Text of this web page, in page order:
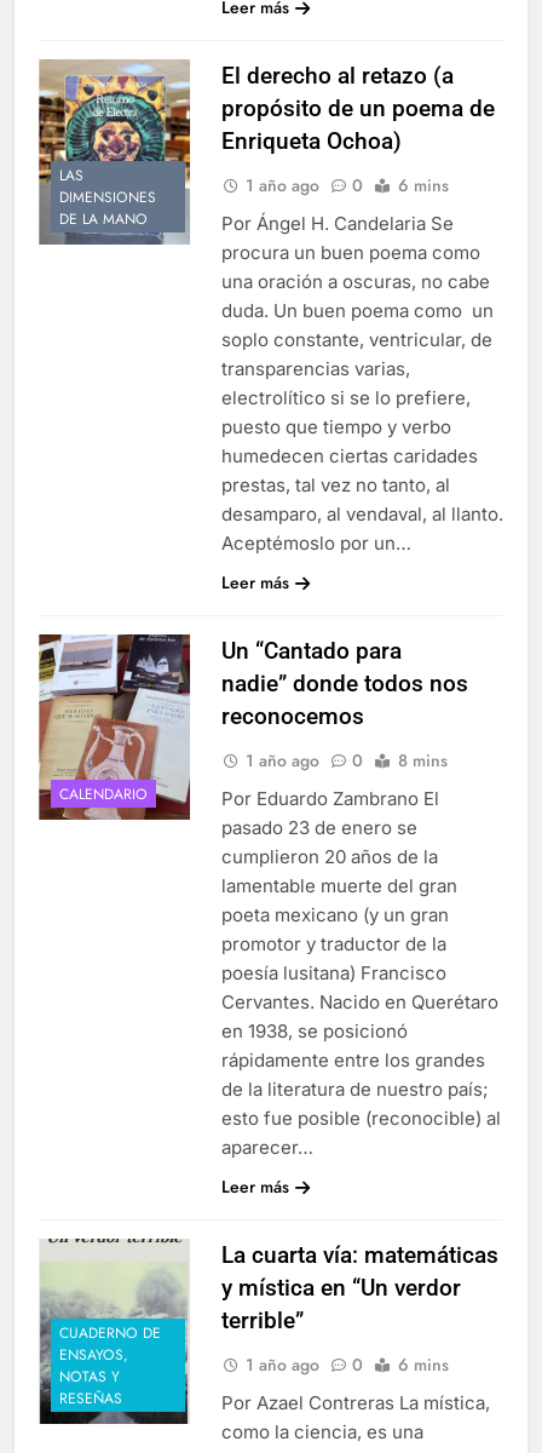
Leer más
LAS
DIMENSIONES
DE LA MANO
El derecho al retazo (a
propósito de un poema de
Enriqueta Ochoa)
1 año ago 0 6 mins
Por Ángel H. Candelaria Se
procura un buen poema como
una oración a oscuras, no cabe
duda. Un buen poema como un
soplo constante, ventricular, de
transparencias varias,
electrolítico si se lo prefiere,
puesto que tiempo y verbo
humedecen ciertas caridades
prestas, tal vez no tanto, al
desamparo, al vendaval, al llanto.
Aceptémoslo por un…
Leer más
CALENDARIO
Un “Cantado para
nadie” donde todos nos
reconocemos
1 año ago 0 8 mins
Por Eduardo Zambrano El
pasado 23 de enero se
cumplieron 20 años de la
lamentable muerte del gran
poeta mexicano (y un gran
promotor y traductor de la
poesía lusitana) Francisco
Cervantes. Nacido en Querétaro
en 1938, se posicionó
rápidamente entre los grandes
de la literatura de nuestro país;
esto fue posible (reconocible) al
aparecer…
Leer más
CUADERNO DE
ENSAYOS,
NOTAS Y
RESEÑAS
La cuarta vía: matemáticas
y mística en “Un verdor
terrible”
1 año ago 0 6 mins
Por Azael Contreras La mística,
como la ciencia, es una